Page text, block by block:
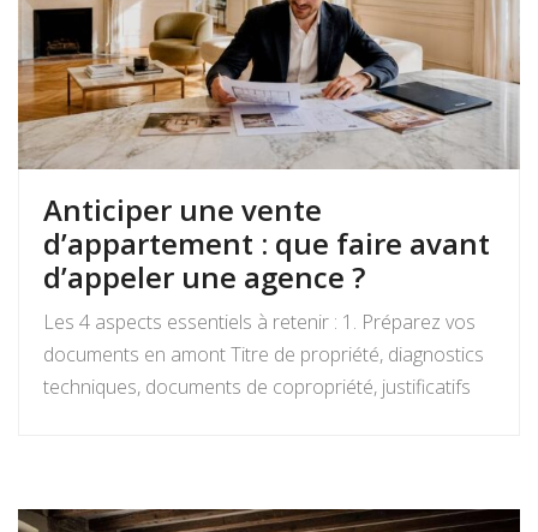
Anticiper une vente
d’appartement : que faire avant
d’appeler une agence ?
Les 4 aspects essentiels à retenir : 1. Préparez vos
documents en amont Titre de propriété, diagnostics
techniques, documents de copropriété, justificatifs
confiance de l’acheteur. 2. Connaissez la valeur